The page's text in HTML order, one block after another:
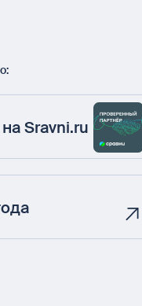
Sravni.ru